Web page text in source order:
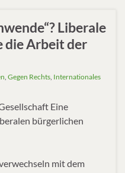
Liberale
die Arbeit der
Gegen Rechts Internationales
Eine
bürgerlichen
mit dem